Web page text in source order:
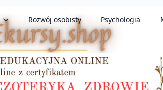
Rozwój osobisty Psychologia